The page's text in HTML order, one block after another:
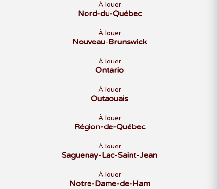
À louer
Nord-du-Québec
À louer
Nouveau-Brunswick
À louer
Ontario
À louer
Outaouais
À louer
Région-de-Québec
À louer
Saguenay-Lac-Saint-Jean
À louer
Notre-Dame-de-Ham